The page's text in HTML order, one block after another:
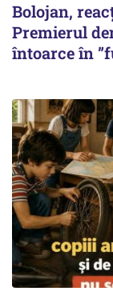
Bolojan,
Premierul
întoarce în